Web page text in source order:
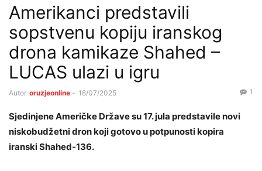
Amerikanci predstavili
sopstvenu kopiju iranskog
drona kamikaze Shahed –
LUCAS ulazi u igru
Autor oruzjeonline - 18/07/2025 1
Sjedinjene Američke Države su 17. jula predstavile novi
niskobudžetni dron koji gotovo u potpunosti kopira
iranski Shahed-136.